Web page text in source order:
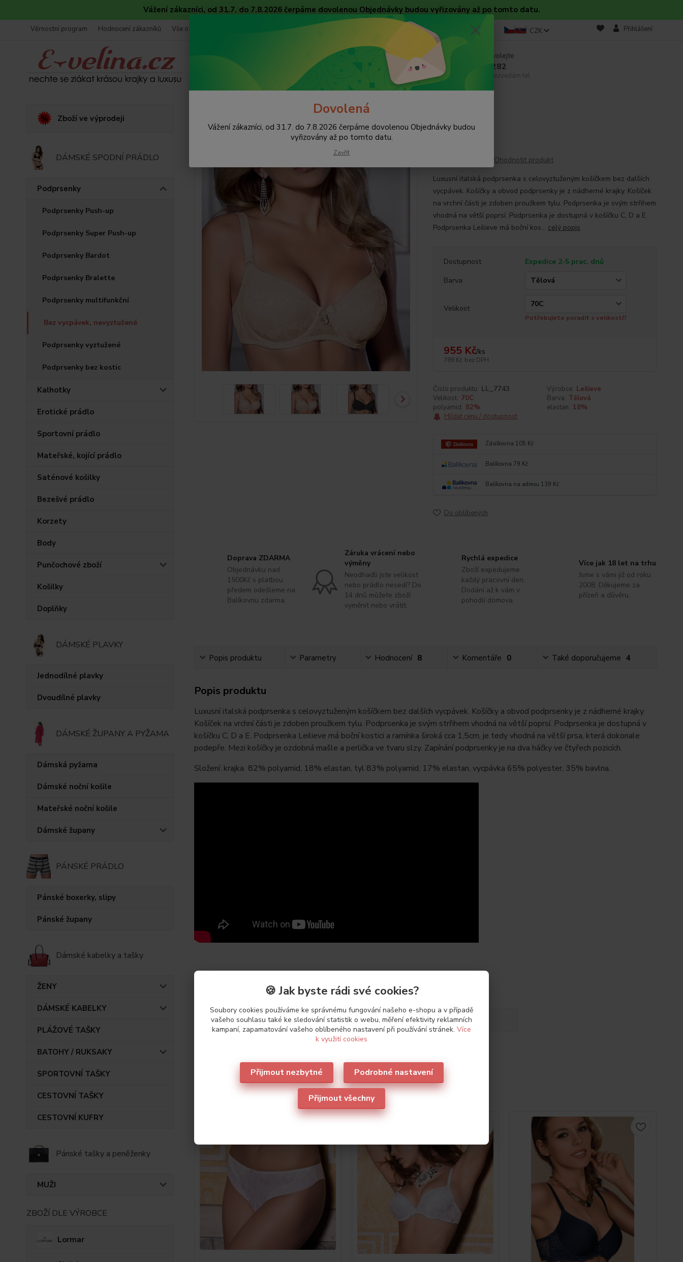
Vážení zákazníci, od 31.7. do 7.8.2026 čerpáme dovolenou Objednávky budou vyřizovány až po tomto datu.
Věrnostní program Hodnocení zákazníků Vše o nákupu Obchodní podmínky Tabulky velikostí Ochrana osobních údajů Blog CZK Přihlášení
Hledat
Nevíte si rady? Zavolejte.
+420 608 754 282
pište email, pokud nezvedám tel.
Zboží ve výprodeji
DÁMSKÉ SPODNÍ PRÁDLO
Podprsenky
Podprsenky Push-up
Podprsenky Super Push-up
Podprsenky Bardot
Podprsenky Bralette
Podprsenky multifunkční
Bez vycpávek, nevyztužené
Podprsenky vyztužené
Podprsenky bez kostic
Kalhotky
Erotické prádlo
Sportovní prádlo
Mateřské, kojící prádlo
Saténové košilky
Bezešvé prádlo
Korzety
Body
Punčochové zboží
Košilky
Doplňky
DÁMSKÉ PLAVKY
Jednodílné plavky
Dvoudílné plavky
DÁMSKÉ ŽUPANY A PYŽAMA
Dámská pyžama
Dámské noční košile
Mateřské noční košile
Dámské župany
PÁNSKÉ PRÁDLO
Pánské boxerky, slipy
Pánské župany
Dámské kabelky a tašky
ŽENY
DÁMSKÉ KABELKY
PLÁŽOVÉ TAŠKY
BATOHY / RUKSAKY
SPORTOVNÍ TAŠKY
CESTOVNÍ TAŠKY
CESTOVNÍ KUFRY
Pánské tašky a peněženky
MUŽI
ZBOŽÍ DLE VÝROBCE
Lormar
Bez vycpávek, nevyztužené Leilieve podprsenka 7743
Leilieve podprsenka 7743
Ohodnotit produkt
Luxusní italská podprsenka s celovyztuženým košíčkem bez dalších
vycpávek. Košíčky a obvod podprsenky je z nádherné krajky. Košíček
na vrchní části je zdoben proužkem tylu. Podprsenka je svým strřihem
vhodná na větší poprsí. Podprsenka je dostupná v košíčku C, D a E.
Podprsenka Leilieve má boční kos... celý popis
Dostupnost
Expedice 2-5 prac. dnů
Barva
Velikost
Potřebujete poradit s velikostí?
955 Kč/ks
789 Kč bez DPH
Číslo produktu: LL_7743 Výrobce: Leilieve
Velikost: 70C Barva: Tělová
polyamid: 82% elastan: 18%
Hlídat cenu / dostupnost
Zásilkovna 105 Kč
Balíkovna 79 Kč
Balíkovna na adresu 139 Kč
Do oblíbených
Doprava ZDARMA
Objednávku nad
1500Kč s platbou
předem odešleme na
Balíkovnu zdarma.
Záruka vrácení nebo
výměny
Neodhadli jste velikost
nebo prádlo nesedí? Do
14 dnů můžete zboží
vyměnit nebo vrátit.
Rychlá expedice
Zboží expedujeme
každý pracovní den.
Dodání až k vám v
pohodlí domova.
Více jak 18 let na trhu
Jsme s vámi již od roku
2008. Děkujeme za
přízeň a důvěru.
Popis produktu Parametry Hodnocení 8 Komentáře 0 Také doporučujeme 4
Popis produktu
Luxusní italská podprsenka s celovyztuženým košíčkem bez dalších vycpávek. Košíčky a obvod podprsenky je z nádherné krajky.
Košíček na vrchní části je zdoben proužkem tylu. Podprsenka je svým strřihem vhodná na větší poprsí. Podprsenka je dostupná v
košíčku C, D a E. Podprsenka Leilieve má boční kostici a ramínka široká cca 1,5cm, je tedy vhodná na větší prsa, která dokonale
podepře. Mezi košíčky je ozdobná mašle a perlička ve tvaru slzy. Zapínání podprsenky je na dva háčky ve čtyřech pozicích.
Složení: krajka 82% polyamid, 18% elastan, tyl 83% polyamid, 17% elastan, vycpávka 65% polyester, 35% bavlna.
Výrobce Leilieve
Také doporučujeme
Dovolená
Vážení zákazníci, od 31.7. do 7.8.2026 čerpáme dovolenou Objednávky budou
vyřizovány až po tomto datu.
Zavřít
🍪 Jak byste rádi své cookies?
Soubory cookies používáme ke správnému fungování našeho e-shopu a v případě
vašeho souhlasu také ke sledování statistik o webu, měření efektivity reklamních
kampaní, zapamatování vašeho oblíbeného nastavení při používání stránek. Více
k využití cookies
Přijmout nezbytné Podrobné nastavení
Přijmout všechny